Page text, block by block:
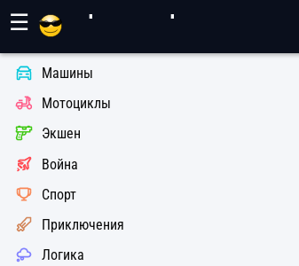
☰
Машины
Мотоциклы
Экшен
Война
Спорт
Приключения
Логика